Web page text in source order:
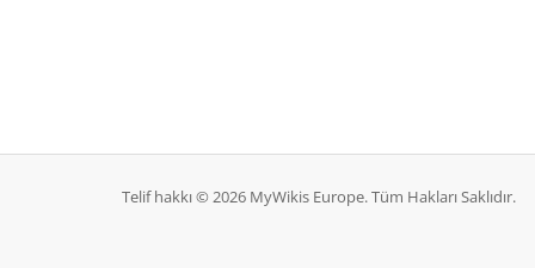
Telif hakkı © 2026 MyWikis Europe. Tüm Hakları Saklıdır.